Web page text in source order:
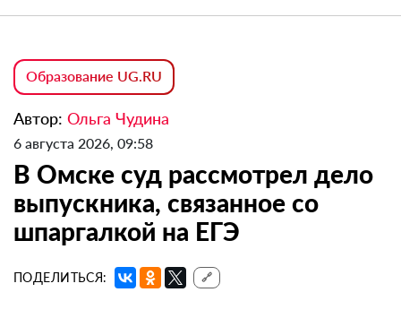
Образование UG.RU
Автор: Ольга Чудина
6 августа 2026, 09:58
В Омске суд рассмотрел дело
выпускника, связанное со
шпаргалкой на ЕГЭ
ПОДЕЛИТЬСЯ: 🔗